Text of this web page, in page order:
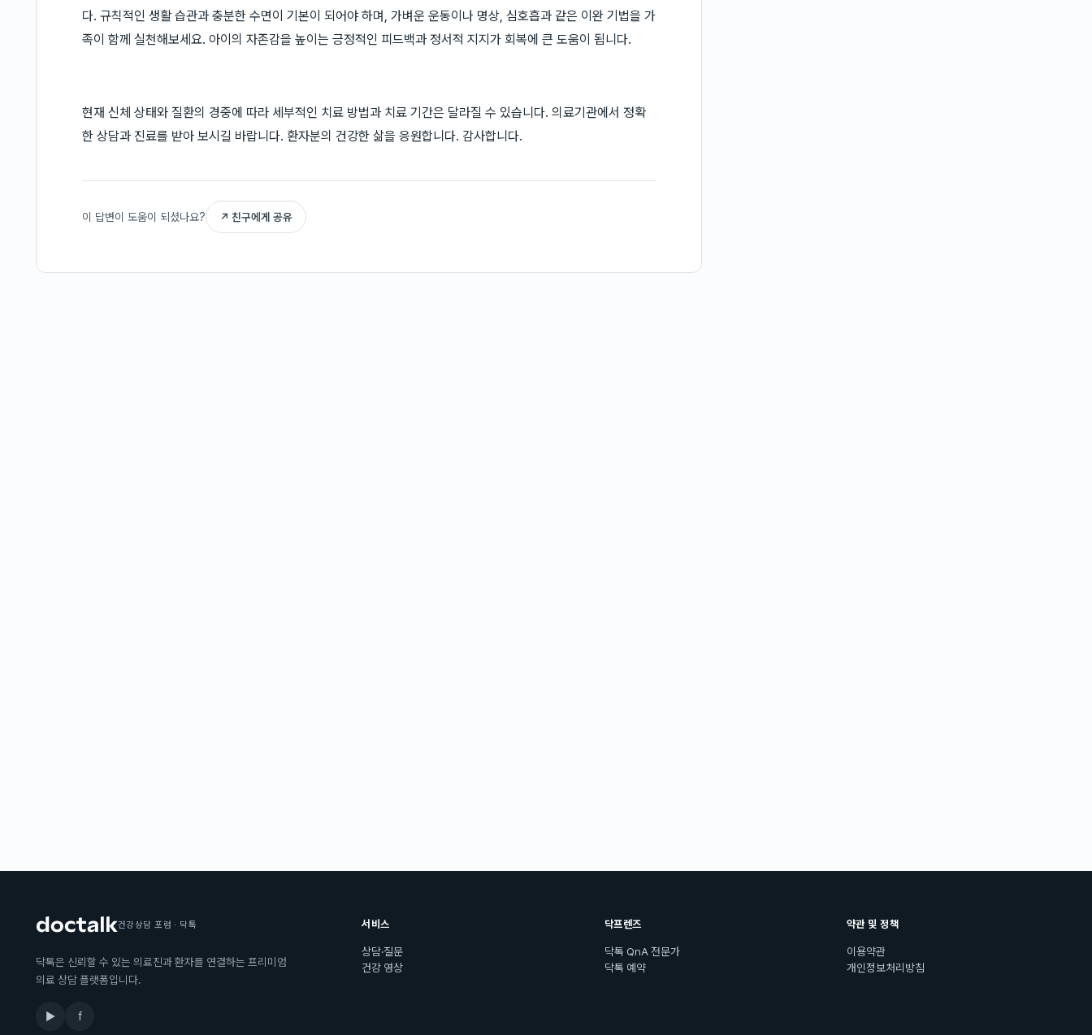
다. 규칙적인 생활 습관과 충분한 수면이 기본이 되어야 하며, 가벼운 운동이나 명상, 심호흡과 같은 이완 기법을 가
족이 함께 실천해보세요. 아이의 자존감을 높이는 긍정적인 피드백과 정서적 지지가 회복에 큰 도움이 됩니다.
현재 신체 상태와 질환의 경중에 따라 세부적인 치료 방법과 치료 기간은 달라질 수 있습니다. 의료기관에서 정확
한 상담과 진료를 받아 보시길 바랍니다. 환자분의 건강한 삶을 응원합니다. 감사합니다.
이 답변이 도움이 되셨나요? ↗ 친구에게 공유
건강상담 포럼 · 닥톡
닥톡은 신뢰할 수 있는 의료진과 환자를 연결하는 프리미엄
의료 상담 플랫폼입니다.
▶ f
서비스
상담·질문
건강 영상
닥프렌즈
닥톡 QnA 전문가
닥톡 예약
약관 및 정책
이용약관
개인정보처리방침